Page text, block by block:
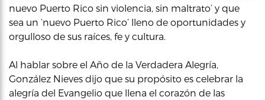
nuevo Puerto Rico sin violencia, sin maltrato’ y que
sea un ‘nuevo Puerto Rico’ lleno de oportunidades y
orgulloso de sus raíces, fe y cultura.
Al hablar sobre el Año de la Verdadera Alegría,
González Nieves dijo que su propósito es celebrar la
alegría del Evangelio que llena el corazón de las